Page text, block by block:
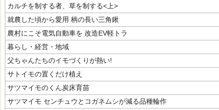
カルチを制する者、草を制する<上>
就農した頃から愛用 柄の長い三角鍬
農村にこそ電気自動車を 改造EV軽トラ
暮らし・経営・地域
父ちゃんたちのイモづくりが熱い!
サトイモの置くだけ植え
サツマイモのくん炭床育苗
サツマイモ センチュウとコガネムシが減る品種輪作